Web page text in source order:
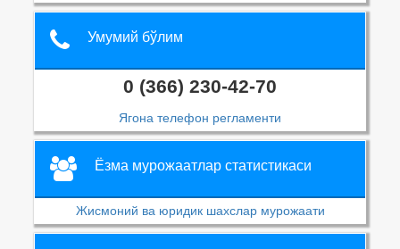
Умумий бўлим
0 (366) 230-42-70
Ягона телефон регламенти
Ёзма мурожаатлар статистикаси
Жисмоний ва юридик шахслар мурожаати